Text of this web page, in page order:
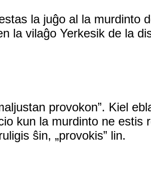
la juĝo al la murdinto
la vilaĝo Yerkesik de la
provokon”. Kiel
kun la murdinto ne estis
ŝin, „provokis” lin.